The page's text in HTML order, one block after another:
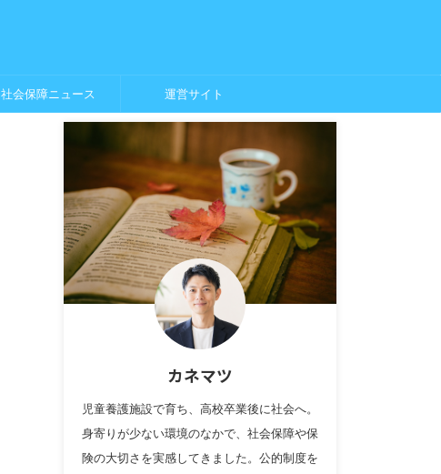
社会保障ニュース 運営サイト
カネマツ
児童養護施設で育ち、高校卒業後に社会へ。
身寄りが少ない環境のなかで、社会保障や保
険の大切さを実感してきました。公的制度を